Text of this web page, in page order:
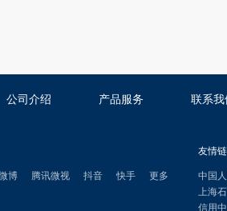
公司介绍 产品服务 联系我
博 腾讯微视 抖音 快手 更多
友情
中国
上海
信用